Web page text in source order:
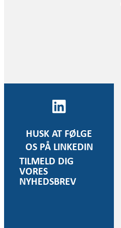
HUSK AT FØLGE
OS PÅ LINKEDIN
TILMELD DIG
VORES
NYHEDSBREV